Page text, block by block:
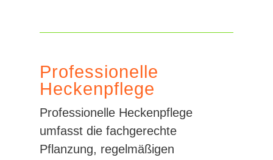
Professionelle
Heckenpflege
Professionelle Heckenpflege
umfasst die fachgerechte
Pflanzung, regelmäßigen